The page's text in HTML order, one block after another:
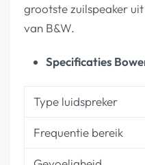
grootste zuilspeaker
van B&W.
Specificaties
Type luidspreker
Frequentie bereik